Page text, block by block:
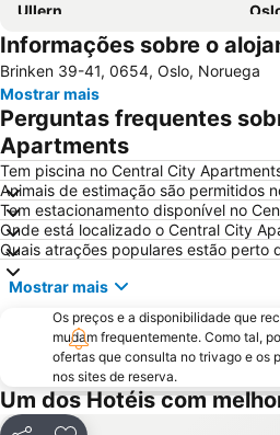
Ullern
Oslofjorden
Gardermoen
Oslo Congress Centre
Aker Brygge
Sentrumsløpet Road Race
Stovner
Informações sobre o
Brinken 39-41, 0654, Oslo, Noruega
Mostrar mais
Perguntas frequentes
Apartments
Tem piscina no Central City
Animais de estimação são permitidos
Tem estacionamento disponível no
Onde está localizado o Central City
Quais atrações populares estão perto
Mostrar mais
Os preços e a disponibilidade que
mudam frequentemente. Como tal,
ofertas que consulta no trivago e os
nos sites de reserva.
Um dos Hotéis com